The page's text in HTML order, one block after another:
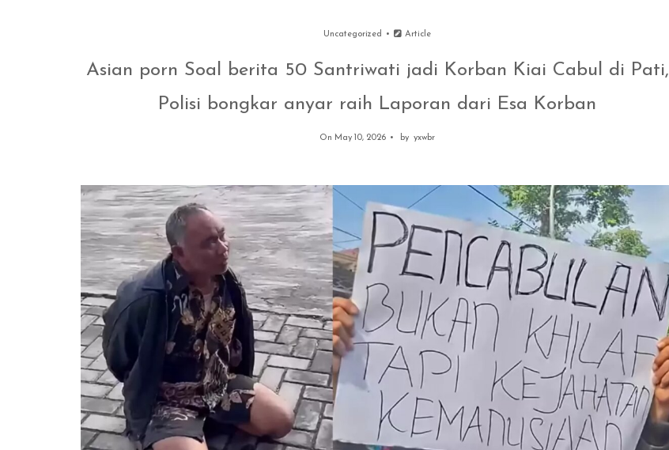
Uncategorized Article
Asian porn Soal berita 50 Santriwati jadi Korban Kiai Cabul di Pati,
Polisi bongkar anyar raih Laporan dari Esa Korban
On May 10, 2026 by yxwbr